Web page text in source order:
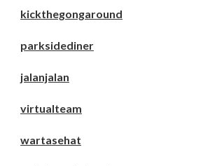
kickthegongaround
parksidediner
jalanjalan
virtualteam
wartasehat